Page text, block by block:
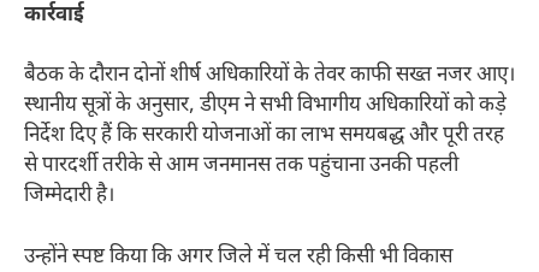
कार्रवाई
बैठक के दौरान दोनों शीर्ष अधिकारियों के तेवर काफी सख्त नजर आए।
स्थानीय सूत्रों के अनुसार, डीएम ने सभी विभागीय अधिकारियों को कड़े
निर्देश दिए हैं कि सरकारी योजनाओं का लाभ समयबद्ध और पूरी तरह
से पारदर्शी तरीके से आम जनमानस तक पहुंचाना उनकी पहली
जिम्मेदारी है।
उन्होंने स्पष्ट किया कि अगर जिले में चल रही किसी भी विकास